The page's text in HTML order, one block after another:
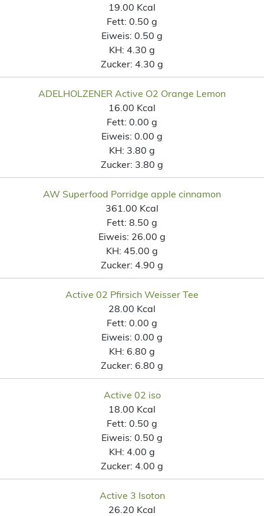
19.00 Kcal
Fett: 0.50 g
Eiweis: 0.50 g
KH: 4.30 g
Zucker: 4.30 g
ADELHOLZENER Active O2 Orange Lemon
16.00 Kcal
Fett: 0.00 g
Eiweis: 0.00 g
KH: 3.80 g
Zucker: 3.80 g
AW Superfood Porridge apple cinnamon
361.00 Kcal
Fett: 8.50 g
Eiweis: 26.00 g
KH: 45.00 g
Zucker: 4.90 g
Active 02 Pfirsich Weisser Tee
28.00 Kcal
Fett: 0.00 g
Eiweis: 0.00 g
KH: 6.80 g
Zucker: 6.80 g
Active 02 iso
18.00 Kcal
Fett: 0.50 g
Eiweis: 0.50 g
KH: 4.00 g
Zucker: 4.00 g
Active 3 Isoton
26.20 Kcal